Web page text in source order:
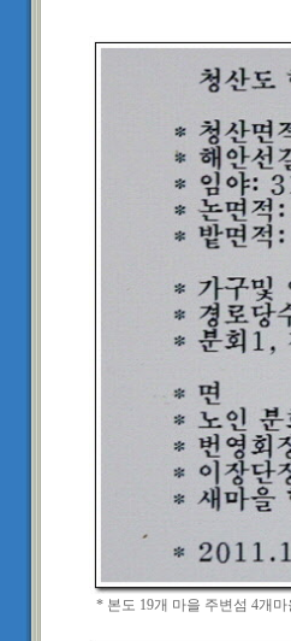
* 본도 19개 마을 주변섬 4개